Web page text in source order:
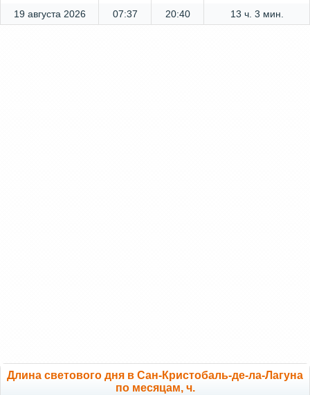
19 августа 2026
07:37 20:40 13 ч. 3 мин.
Длина светового дня в Сан-Кристобаль-де-ла-Лагуна
по месяцам, ч.